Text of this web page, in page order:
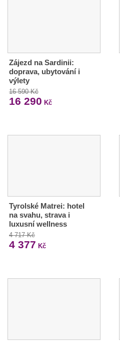
Zájezd na Sardinii:
doprava, ubytování i
výlety
16 590 Kč
16 290 Kč
Tyrolské Matrei: hotel
na svahu, strava i
luxusní wellness
4 717 Kč
4 377 Kč